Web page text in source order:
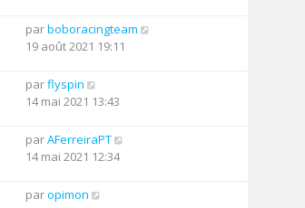
parboboracingteam
19 août 2021 19:11
parflyspin
14 mai 2021 13:43
parAFerreiraPT
14 mai 2021 12:34
paropimon